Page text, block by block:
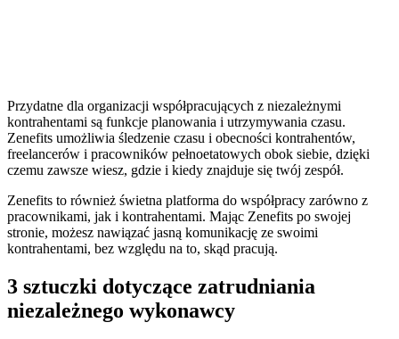
Przydatne dla organizacji współpracujących z niezależnymi
kontrahentami są funkcje planowania i utrzymywania czasu.
Zenefits umożliwia śledzenie czasu i obecności kontrahentów,
freelancerów i pracowników pełnoetatowych obok siebie, dzięki
czemu zawsze wiesz, gdzie i kiedy znajduje się twój zespół.
Zenefits to również świetna platforma do współpracy zarówno z
pracownikami, jak i kontrahentami. Mając Zenefits po swojej
stronie, możesz nawiązać jasną komunikację ze swoimi
kontrahentami, bez względu na to, skąd pracują.
3 sztuczki dotyczące zatrudniania
niezależnego wykonawcy